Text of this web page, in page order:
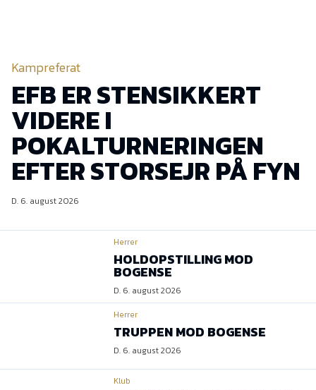
Kampreferat
EFB ER STENSIKKERT
VIDERE I
POKALTURNERINGEN
EFTER STORSEJR PÅ FYN
D. 6. august 2026
Herrer
HOLDOPSTILLING MOD
BOGENSE
D. 6. august 2026
Herrer
TRUPPEN MOD BOGENSE
D. 6. august 2026
Klub